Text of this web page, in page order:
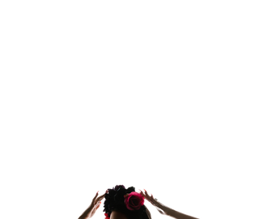
Contratacion deAngela Aguilar
Contratar aAngela Aguilar, Cuanto